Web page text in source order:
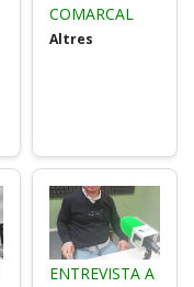
COMARCAL
Altres
ENTREVISTA A